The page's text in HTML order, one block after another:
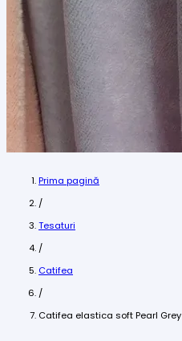
Prima pagină
/
Tesaturi
/
Catifea
/
Catifea elastica soft Pearl Grey